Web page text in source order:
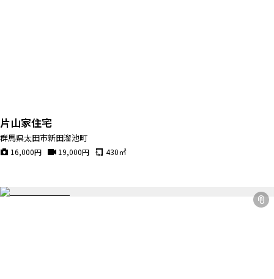
特集
[R]studioについて
片山家住宅
群馬県太田市新田溜池町
16,000円 19,000円 430㎡